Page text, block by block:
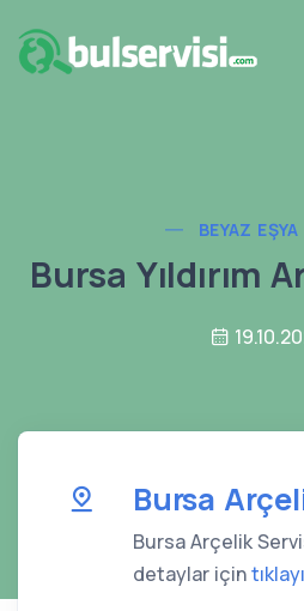
BEYAZ
Bursa Yıldırım
Bursa
Bursa Arçelik
detaylar için